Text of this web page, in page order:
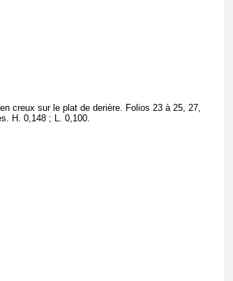
creux sur le plat de derière. Folios 23 à 25, 27,
H. 0,148 ; L. 0,100.